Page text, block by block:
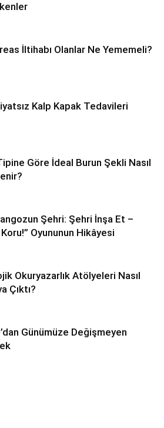
İltihabı Olanlar Ne Yememeli?
Kalp Kapak Tedavileri
Göre İdeal Burun Şekli Nasıl
Şehri: Şehri İnşa Et –
Oyununun Hikâyesi
Okuryazarlık Atölyeleri Nasıl
Çıktı?
Günümüze Değişmeyen